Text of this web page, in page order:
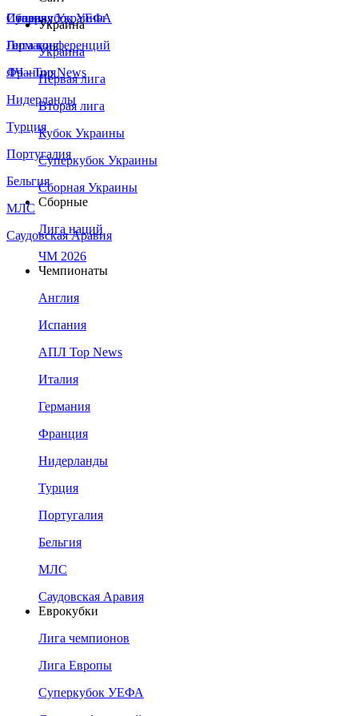
Сборная Украины
Италия
Германия
Франция
Нидерланды
Турция
Португалия
Бельгия
МЛС
Саудовская Аравия
Суперкубок УЕФА
Лига конференций
ЛЧ - Top News
Украина
Украина
Первая лига
Вторая лига
Кубок Украины
Суперкубок Украины
Сборная Украины
Сборные
Лига наций
ЧМ 2026
Чемпионаты
Англия
Испания
АПЛ Top News
Италия
Германия
Франция
Нидерланды
Турция
Португалия
Бельгия
МЛС
Саудовская Аравия
Еврокубки
Лига чемпионов
Лига Европы
Суперкубок УЕФА